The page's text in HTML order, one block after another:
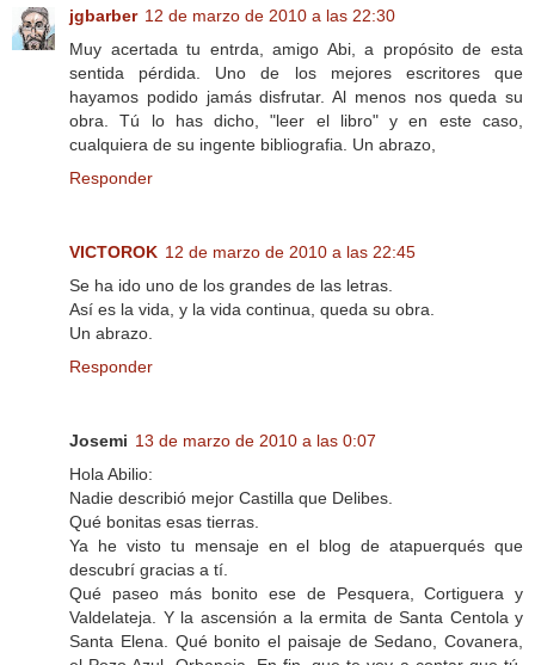
jgbarber 12 de marzo de 2010 a las 22:30
Muy acertada tu entrda, amigo Abi, a propósito de esta
sentida pérdida. Uno de los mejores escritores que
hayamos podido jamás disfrutar. Al menos nos queda su
obra. Tú lo has dicho, "leer el libro" y en este caso,
cualquiera de su ingente bibliografia. Un abrazo,
Responder
VICTOROK 12 de marzo de 2010 a las 22:45
Se ha ido uno de los grandes de las letras.
Así es la vida, y la vida continua, queda su obra.
Un abrazo.
Responder
Josemi 13 de marzo de 2010 a las 0:07
Hola Abilio:
Nadie describió mejor Castilla que Delibes.
Qué bonitas esas tierras.
Ya he visto tu mensaje en el blog de atapuerqués que
descubrí gracias a tí.
Qué paseo más bonito ese de Pesquera, Cortiguera y
Valdelateja. Y la ascensión a la ermita de Santa Centola y
Santa Elena. Qué bonito el paisaje de Sedano, Covanera,